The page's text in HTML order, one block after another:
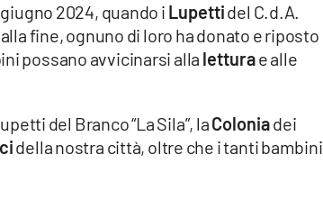
2024, quando i Lupettidel C.d.A.
fine, ognuno di loro ha donato e riposto
possano avvicinarsi alla letturae alle
del Branco “La Sila”, laColoniadei
della nostra città, oltre che i tanti bambini